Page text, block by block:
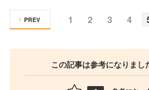
1 2 3 4
PREV
この記事は参考になりまし